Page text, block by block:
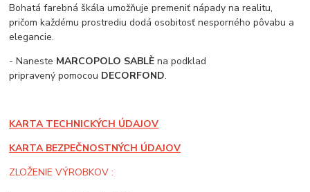
Bohatá farebná škála umožňuje premeniť nápady na realitu,
pričom každému prostrediu dodá osobitosť nesporného pôvabu a
elegancie.
- Naneste MARCOPOLO SABLÈ na podklad
pripravený pomocou DECORFOND.
KARTA TECHNICKÝCH ÚDAJOV
KARTA BEZPEČNOSTNÝCH ÚDAJOV
ZLOŽENIE VÝROBKOV :